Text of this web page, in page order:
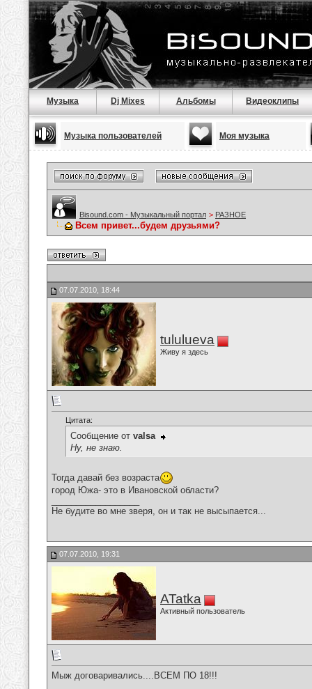
Музыка Dj Mixes Альбомы Видеоклипы
Музыка пользователей Моя музыка
Bisound.com - Музыкальный портал > РАЗНОЕ
Всем привет...будем друзьями?
07.07.2010, 18:44
tululueva
Живу я здесь
Цитата:
Сообщение от valsa
Ну, не знаю.
Тогда давай без возраста
город Южа- это в Ивановской области?
Не будите во мне зверя, он и так не высыпается...
07.07.2010, 19:31
ATatka
Активный пользователь
Мыж договаривались....ВСЕМ ПО 18!!!